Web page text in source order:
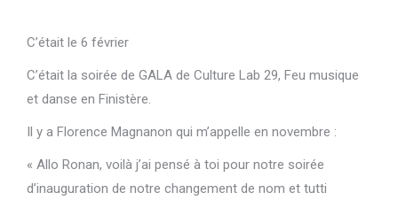
C’était le 6 février
C’était la soirée de GALA de Culture Lab 29, Feu musique
et danse en Finistère.
Il y a Florence Magnanon qui m’appelle en novembre :
« Allo Ronan, voilà j’ai pensé à toi pour notre soirée
d’inauguration de notre changement de nom et tutti